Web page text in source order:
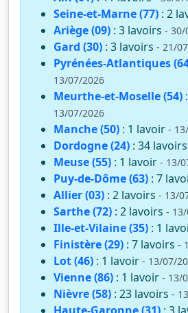
Seine-et-Marne (77) : 2
Ariège (09) : 3 lavoirs - 30/
Gard (30) : 3 lavoirs - 21/
Pyrénées-Atlantiques
13/07/2026
Meurthe-et-Moselle (54)
13/07/2026
Manche (50) : 1 lavoir -
Dordogne (24) : 34 lavoirs
Meuse (55) : 1 lavoir - 13/
Puy-de-Dôme (63) : 7
Allier (03) : 2 lavoirs - 13/
Sarthe (72) : 2 lavoirs -
Ille-et-Vilaine (35) : 1
Finistère (29) : 7 lavoirs -
Lot (46) : 1 lavoir - 13/07/
Vienne (86) : 1 lavoir - 13/
Nièvre (58) : 23 lavoirs -